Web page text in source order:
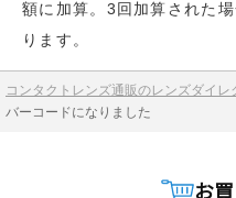
額に加算。3回加算された
ります。
コンタクトレンズ通販のレンズダイレ
バーコードになりました
お